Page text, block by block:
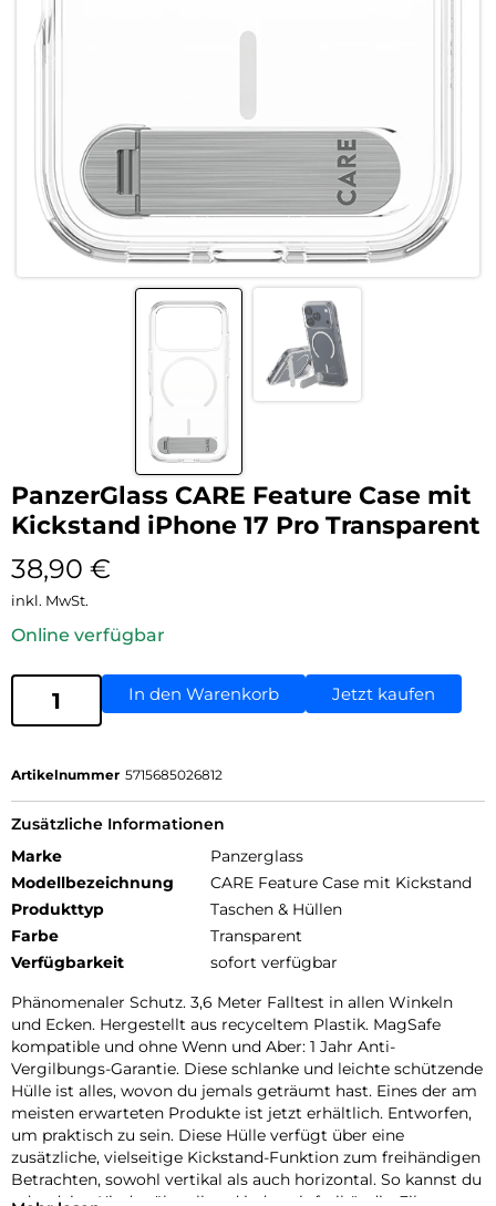
PanzerGlass CARE Feature Case mit
Kickstand iPhone 17 Pro Transparent
38,90 €
inkl. MwSt.
Online verfügbar
In den Warenkorb Jetzt kaufen
Artikelnummer 5715685026812
Zusätzliche Informationen
Marke
Panzerglass
Modellbezeichnung
CARE Feature Case mit Kickstand
Produkttyp
Taschen & Hüllen
Farbe
Transparent
Verfügbarkeit
sofort verfügbar
Phänomenaler Schutz. 3,6 Meter Falltest in allen Winkeln
und Ecken. Hergestellt aus recyceltem Plastik. MagSafe
kompatible und ohne Wenn und Aber: 1 Jahr Anti-
Vergilbungs-Garantie. Diese schlanke und leichte schützende
Hülle ist alles, wovon du jemals geträumt hast. Eines der am
meisten erwarteten Produkte ist jetzt erhältlich. Entworfen,
um praktisch zu sein. Diese Hülle verfügt über eine
zusätzliche, vielseitige Kickstand-Funktion zum freihändigen
Betrachten, sowohl vertikal als auch horizontal. So kannst du
oder deine Kinder überall und jederzeit freihändig Filme